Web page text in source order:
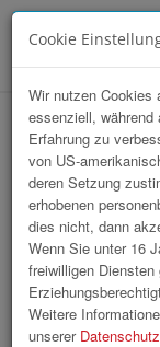
hr-lounge
Cookie
Wir nutzen Cookies
essenziell, während
Erfahrung zu
von US-
deren Setzung
erhobenen
dies nicht, dann
Wenn Sie unter 16
freiwilligen
Weitere
unserer